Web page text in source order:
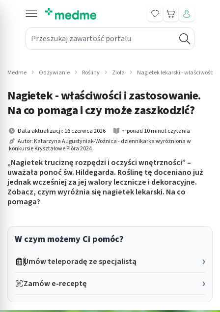
Przeszukaj zawartość portalu
Koszyk
submenu: Leki na receptę
submenu: Mama i dziecko
submenu: Kosmetyki
submenu: Higiena
submenu: Sprzęt medyczny
submenu: Intymne
Medme Odżywianie Rośliny Zioła Nagietek lekarski - właściwości
Nagietek - właściwości i zastosowanie.
Na co pomaga i czy może zaszkodzić?
Data aktualizacji: 16 czerwca 2026
~ ponad 10 minut czytania
Autor: Katarzyna Augustyniak-Woźnica - dziennikarka wyróżniona w
konkursie Kryształowe Pióra 2024
„Nagietek truciznę rozpędzi i oczyści wnętrzności” –
uważała ponoć św. Hildegarda. Roślinę tę doceniano już
jednak wcześniej za jej walory lecznicze i dekoracyjne.
Zobacz, czym wyróżnia się nagietek lekarski. Na co
pomaga?
W czym możemy Ci pomóc?
Umów teleporadę ze specjalistą
Zamów e-receptę